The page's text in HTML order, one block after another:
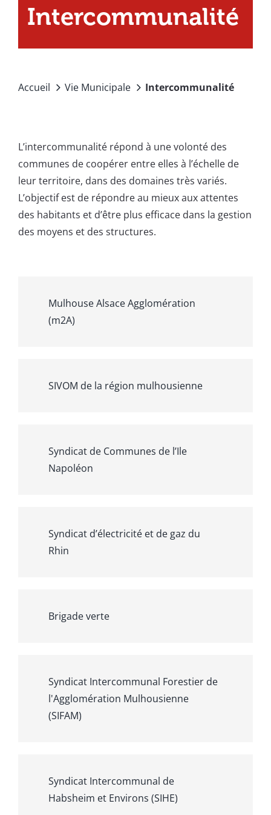
Intercommunalité
Accueil Vie Municipale Intercommunalité
L’intercommunalité répond à une volonté des
communes de coopérer entre elles à l’échelle de
leur territoire, dans des domaines très variés.
L’objectif est de répondre au mieux aux attentes
des habitants et d’être plus efficace dans la gestion
des moyens et des structures.
Mulhouse Alsace Agglomération
(m2A)
SIVOM de la région mulhousienne
Syndicat de Communes de l’Ile
Napoléon
Syndicat d’électricité et de gaz du
Rhin
Brigade verte
Syndicat Intercommunal Forestier de
l'Agglomération Mulhousienne
(SIFAM)
Syndicat Intercommunal de
Habsheim et Environs (SIHE)